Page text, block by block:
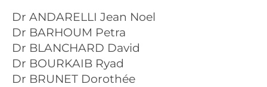
Dr ANDARELLI Jean Noel
Dr BARHOUM Petra
Dr BLANCHARD David
Dr BOURKAIB Ryad
Dr BRUNET Dorothée